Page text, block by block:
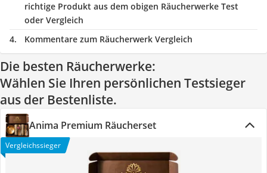
richtige Produkt aus dem obigen Räucherwerke Test
oder Vergleich
Kommentare zum Räucherwerk Vergleich
Die besten Räucherwerke:
Wählen Sie Ihren persönlichen Testsieger
aus der Bestenliste.
Anima Premium Räucherset
Vergleichssieger